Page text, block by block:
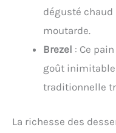
dégusté chaud
moutarde.
Brezel : Ce
goût
traditionnelle
La richesse des